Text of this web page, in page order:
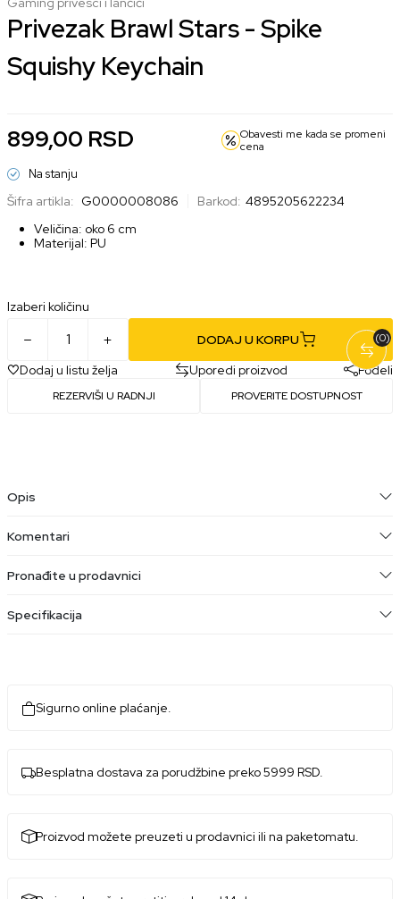
Privezak Brawl Stars - Spike
Squishy Keychain
899,00 RSD
Obavesti me kada se promeni
cena
Na stanju
Šifra artikla: G0000008086 Barkod: 4895205622234
Veličina: oko 6 cm
Materijal: PU
Izaberi količinu
DODAJ U KORPU
Dodaj u listu želja
Uporedi proizvod Podeli
REZERVIŠI U RADNJI PROVERITE DOSTUPNOST
(0)
Opis
Komentari
Pronađite u prodavnici
Specifikacija
Sigurno online plaćanje.
Besplatna dostava za porudžbine preko 5999 RSD.
Proizvod možete preuzeti u prodavnici ili na paketomatu.